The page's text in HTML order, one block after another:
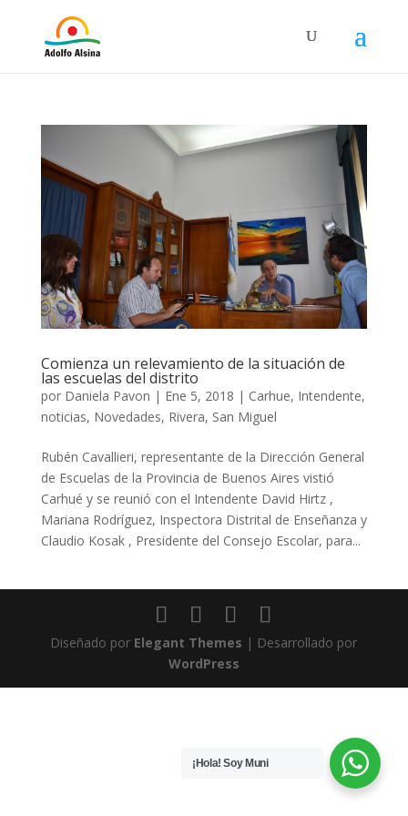
Comienza un relevamiento de la situación de
las escuelas del distrito
por Daniela Pavon | Ene 5, 2018 | Carhue, Intendente,
noticias, Novedades, Rivera, San Miguel
Rubén Cavallieri, representante de la Dirección General
de Escuelas de la Provincia de Buenos Aires vistió
Carhué y se reunió con el Intendente David Hirtz ,
Mariana Rodríguez, Inspectora Distrital de Enseñanza y
Claudio Kosak , Presidente del Consejo Escolar, para...
Diseñado por Elegant Themes | Desarrollado por
WordPress
¡Hola! Soy Muni